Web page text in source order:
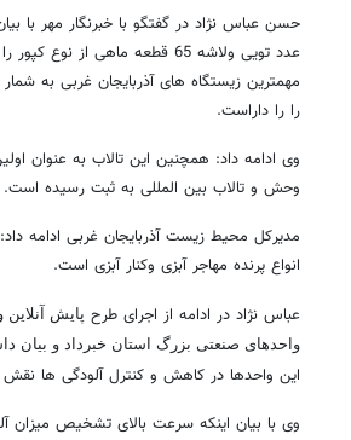
حسن عباس نژاد در گفتگو با خبرنگار مهر با
عدد تویی ولاشه 65 قطعه ماهی
مهمترین زیستگاه های آذربایجان غربی به
را را داراست.
وی ادامه داد: همچنین این تالاب به عنوان
وحش و تالاب بین المللی به ثبت رسیده است.
انواع پرنده مهاجر آبزی وکنار آبزی است.
عباس نژاد در ادامه از اجرای طرح پایش
واحدهای صنعتی بزرگ استان خبرداد و بیان
این واحدها در کاهش و کنترل آلودگی ها
وی با بیان اینکه سرعت بالای تشخیص